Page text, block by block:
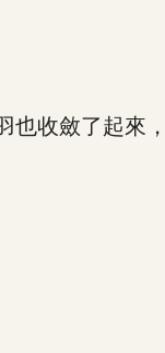
收斂了起來，